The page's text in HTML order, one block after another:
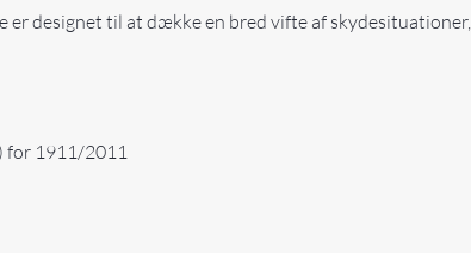
er designet til at dække en bred vifte af
for 1911/2011